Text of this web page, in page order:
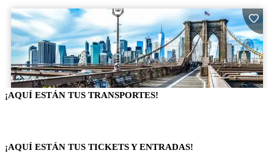
¡AQUÍ ESTÁN TUS TRANSPORTES!
¡AQUÍ ESTÁN TUS TICKETS Y ENTRADAS!